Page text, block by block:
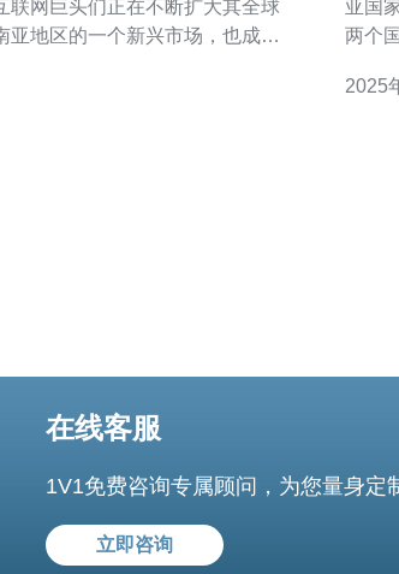
联网巨头们正在不断扩大其全球
亚地区的一个新兴市场，也成为
的服务器建设引起了广泛关
亚国
两个
器提
2025
在线客服
1V1免费咨询专属顾问，为您量身定
立即咨询